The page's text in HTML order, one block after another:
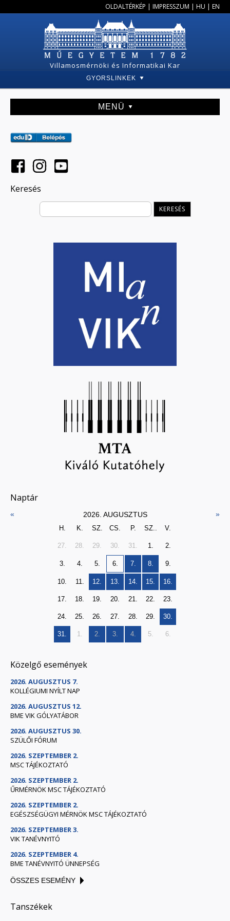
OLDALTÉRKÉP | IMPRESSZUM | HU | EN
Villamosmérnöki és Informatikai Kar
GYORSLINKEK
MENÜ
Keresés
Naptár
« 2026. AUGUSZTUS »
H. K. SZ. CS. P. SZ.. V.
27. 28. 29. 30. 31. 1. 2.
3. 4. 5. 6. 7. 8. 9.
10. 11. 12. 13. 14. 15. 16.
17. 18. 19. 20. 21. 22. 23.
24. 25. 26. 27. 28. 29. 30.
31. 1. 2. 3. 4. 5. 6.
Közelgő események
2026. AUGUSZTUS 7.
KOLLÉGIUMI NYÍLT NAP
2026. AUGUSZTUS 12.
BME VIK GÓLYATÁBOR
2026. AUGUSZTUS 30.
SZÜLŐI FÓRUM
2026. SZEPTEMBER 2.
MSC TÁJÉKOZTATÓ
2026. SZEPTEMBER 2.
ŰRMÉRNÖK MSC TÁJÉKOZTATÓ
2026. SZEPTEMBER 2.
EGÉSZSÉGÜGYI MÉRNÖK MSC TÁJÉKOZTATÓ
2026. SZEPTEMBER 3.
VIK TANÉVNYITÓ
2026. SZEPTEMBER 4.
BME TANÉVNYITÓ ÜNNEPSÉG
ÖSSZES ESEMÉNY
Tanszékek